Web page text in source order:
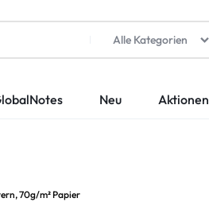
Alle Kategorien
Neu Aktionen
70g/m² Papier